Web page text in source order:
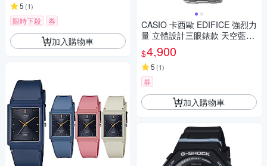
5 (1)
限時下殺 券
加入購物車
CASIO 卡西歐 EDIFICE 強烈力
量 立體設計三眼錶款 天空藍_E
FR-539DE-2A_49.5mm
$4,900
5 (1)
券
加入購物車